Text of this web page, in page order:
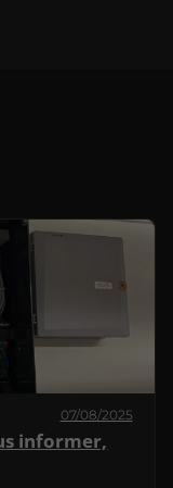
07/08/2025
informer,